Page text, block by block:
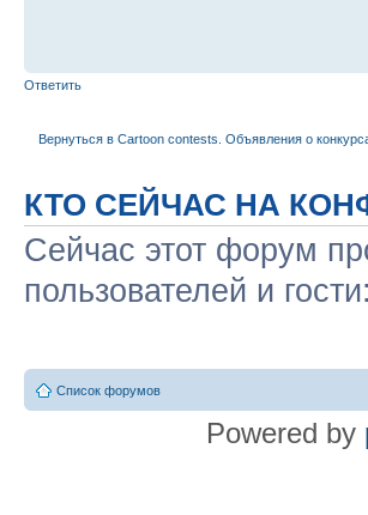
Ответить
Вернуться в Cartoon contests. Объявления о
КТО СЕЙЧАС НА
Сейчас этот форум
пользователей и
Список форумов
Powered by